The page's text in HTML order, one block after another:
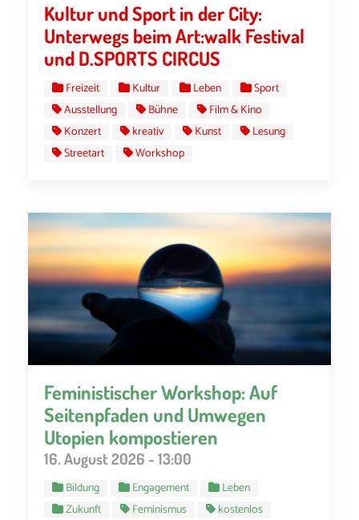
Kultur und Sport in der City:
Unterwegs beim Art:walk Festival
und D.SPORTS CIRCUS
Freizeit Kultur Leben
Sport
Ausstellung
Bühne
Film & Kino
Konzert
kreativ Kunst
Lesung
Streetart
Workshop
Feministischer Workshop: Auf
Seitenpfaden und Umwegen
Utopien kompostieren
16. August 2026 - 13:00
Bildung Engagement
Leben
Zukunft
Feminismus
kostenlos